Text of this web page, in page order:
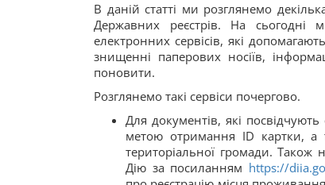
В даній статті ми розглянемо
Державних реєстрів. На сьогодні
електронних сервісів, які
знищенні паперових носіїв,
поновити.
Розглянемо такі сервіси почергово.
Для документів, які
метою отримання ID картки, а
територіальної громади.
Дію за посиланням https://